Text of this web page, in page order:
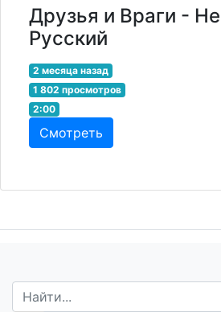
Друзья и Враги -
Русский
2 месяца назад
1 802 просмотров
2:00
Смотреть